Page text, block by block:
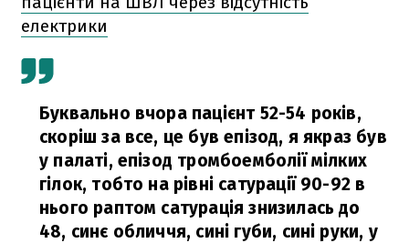
електрики
Буквально вчора пацієнт 52-54 років,
скоріш за все, це був епізод, я якраз був
у палаті, епізод тромбоемболії мілких
гілок, тобто на рівні сатурації 90-92 в
нього раптом сатурація знизилась до
48, синє обличчя, сині губи, сині руки, у